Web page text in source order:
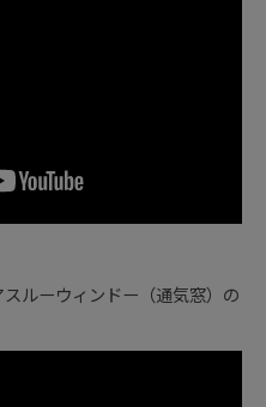
ルーウィンドー（通気窓）の